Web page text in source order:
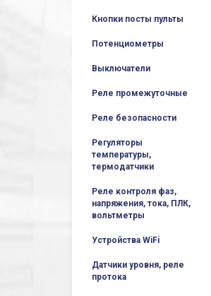
Кнопки посты пульты
Потенциометры
Выключатели
Реле промежуточные
Реле безопасности
Регуляторы
температуры,
термодатчики
Реле контроля фаз,
напряжения, тока, ПЛК,
вольтметры
Устройства WiFi
Датчики уровня, реле
протока